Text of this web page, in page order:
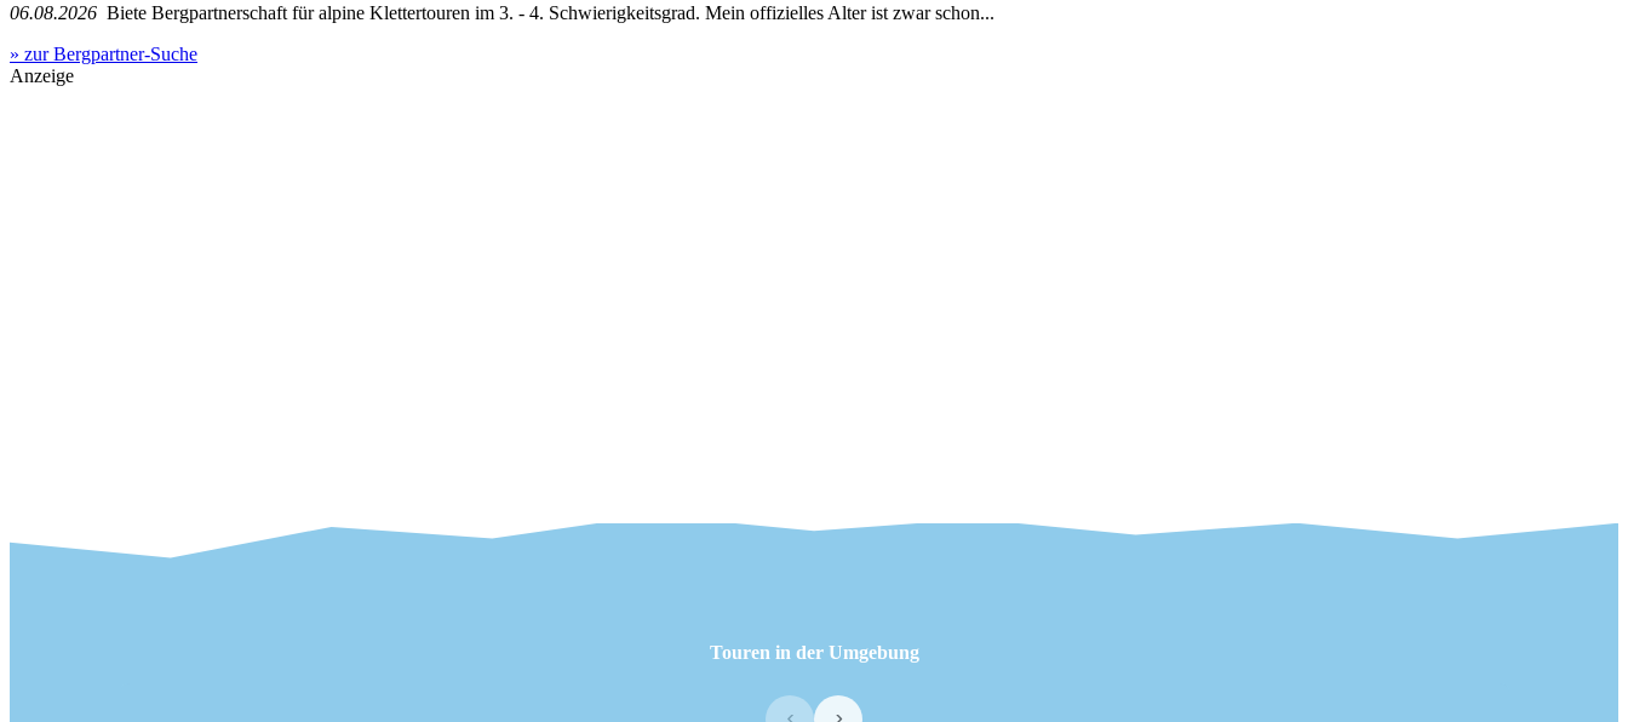
06.08.2026 Biete Bergpartnerschaft für alpine Klettertouren im 3. - 4. Schwierigkeitsgrad. Mein offizielles Alter ist zwar schon...
» zur Bergpartner-Suche
Anzeige
Touren in der Umgebung